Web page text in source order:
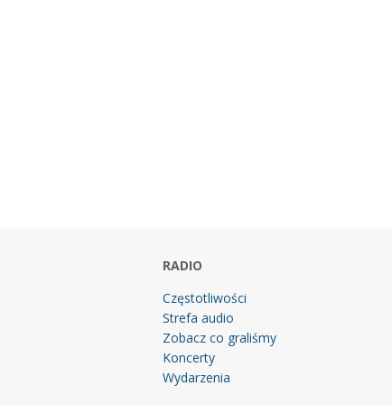
RADIO
Częstotliwości
Strefa audio
Zobacz co graliśmy
Koncerty
Wydarzenia